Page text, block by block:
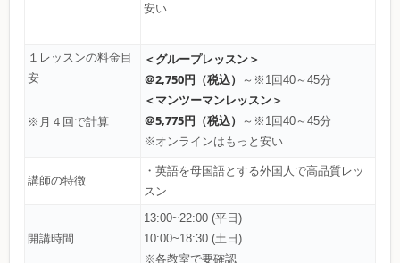
安い
１レッスンの料金目
安
※月４回で計算
＜グループレッスン＞
＠2,750円（税込）
～※1回40～45分
＜マンツーマンレッスン＞
＠5,775円（税込）
～※1回40～45分
※オンラインはもっと安い
講師の特徴
・英語を母国語とする外国人で高品質レッ
スン
開講時間
13:00~22:00 (平日)
10:00~18:30 (土日)
※各教室で要確認